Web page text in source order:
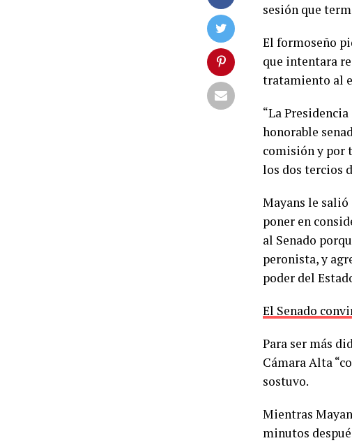
sesión que
El formoseño
que intentara
tratamiento al
“La
honorable
comisión y por
los dos tercios
Mayans le salió
poner en
al Senado
peronista, y
poder del
El Senado
Para ser más
Cámara Alta
sostuvo.
Mientras
minutos